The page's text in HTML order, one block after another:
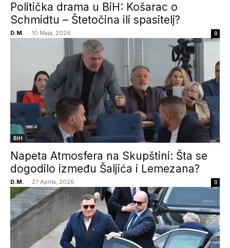
Politička drama u BiH: Košarac o
Schmidtu – Štetočina ili spasitelj?
D.M. - 10 Maja, 2026 0
BiH
Napeta Atmosfera na Skupštini: Šta se
dogodilo između Šaljića i Lemezana?
D.M. - 27 Aprila, 2026 0